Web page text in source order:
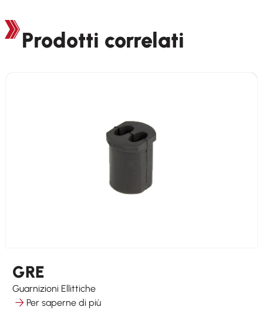
Prodotti correlati
GRE
Guarnizioni Ellittiche
Per saperne di più